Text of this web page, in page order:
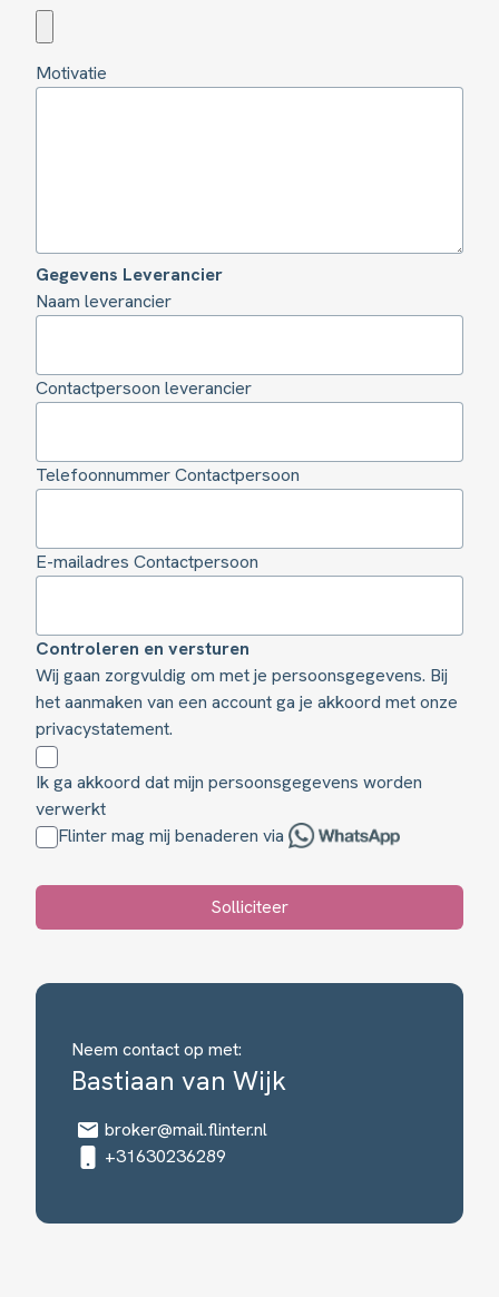
Motivatie
Gegevens Leverancier
Naam leverancier
Contactpersoon leverancier
Telefoonnummer Contactpersoon
E-mailadres Contactpersoon
Controleren en versturen
Wij gaan zorgvuldig om met je persoonsgegevens. Bij
het aanmaken van een account ga je akkoord met onze
privacystatement.
Ik ga akkoord dat mijn persoonsgegevens worden
verwerkt
Flinter mag mij benaderen via
Solliciteer
Neem contact op met:
Bastiaan van Wijk
broker@mail.flinter.nl
+31630236289